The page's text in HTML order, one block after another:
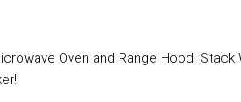
Oven and Range Hood, Stack